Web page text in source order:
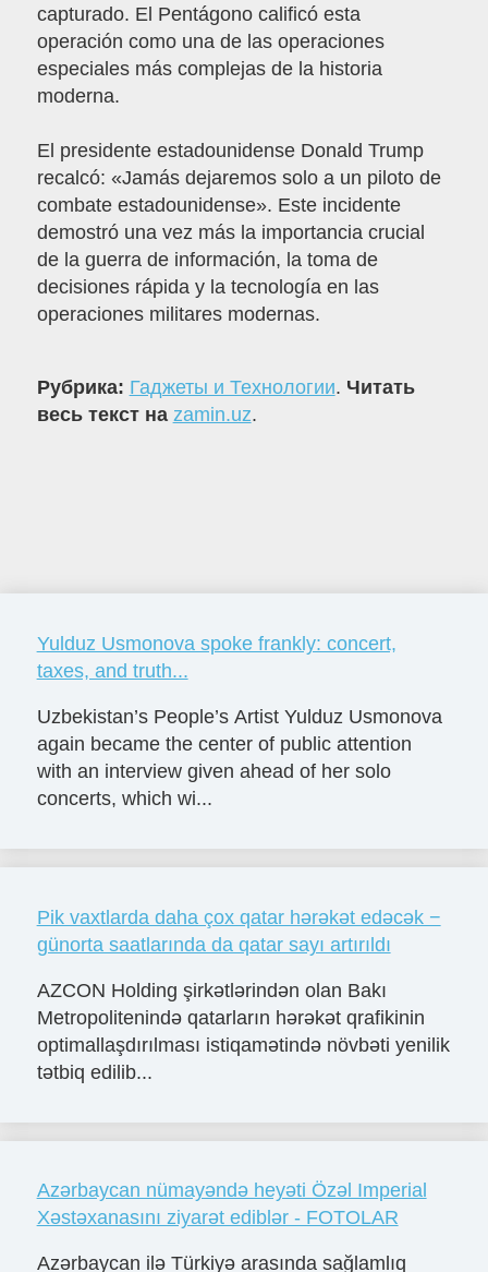
capturado. El Pentágono calificó esta
operación como una de las operaciones
especiales más complejas de la historia
moderna.
El presidente estadounidense Donald Trump
recalcó: «Jamás dejaremos solo a un piloto de
combate estadounidense». Este incidente
demostró una vez más la importancia crucial
de la guerra de información, la toma de
decisiones rápida y la tecnología en las
operaciones militares modernas.
Рубрика: Гаджеты и Технологии. Читать
весь текст на zamin.uz.
Yulduz Usmonova spoke frankly: concert,
taxes, and truth...
Uzbekistan’s People’s Artist Yulduz Usmonova
again became the center of public attention
with an interview given ahead of her solo
concerts, which wi...
Pik vaxtlarda daha çox qatar hərəkət edəcək −
günorta saatlarında da qatar sayı artırıldı
AZCON Holding şirkətlərindən olan Bakı
Metropolitenində qatarların hərəkət qrafikinin
optimallaşdırılması istiqamətində növbəti yenilik
tətbiq edilib...
Azərbaycan nümayəndə heyəti Özəl Imperial
Xəstəxanasını ziyarət ediblər - FOTOLAR
Azərbaycan ilə Türkiyə arasında sağlamlıq